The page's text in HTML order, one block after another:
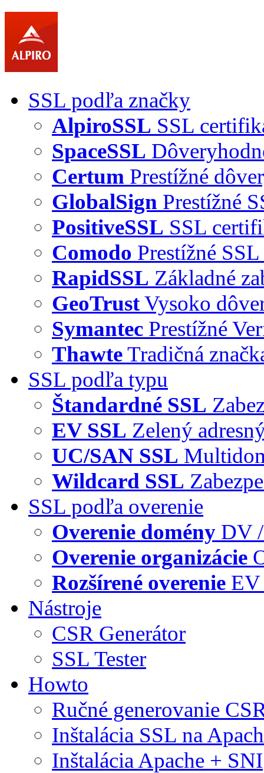
SSL podľa značky
AlpiroSSL SSL
SpaceSSL
Certum Prestížné
GlobalSign Prestížné
PositiveSSL SSL
Comodo Prestížné
RapidSSL Základné
GeoTrustVysoko
Symantec Prestížné
ThawteTradičná
SSL podľa typu
Štandardné SSL
EV SSL Zelený
UC/SAN SSL
Wildcard SSL
SSL podľa overenie
Overenie domény DV
Overenie organizácie
Rozšírené overenie EV
Nástroje
CSR Generátor
SSL Tester
Howto
Ručné generovanie
Inštalácia SSL na
Inštalácia Apache + SNI